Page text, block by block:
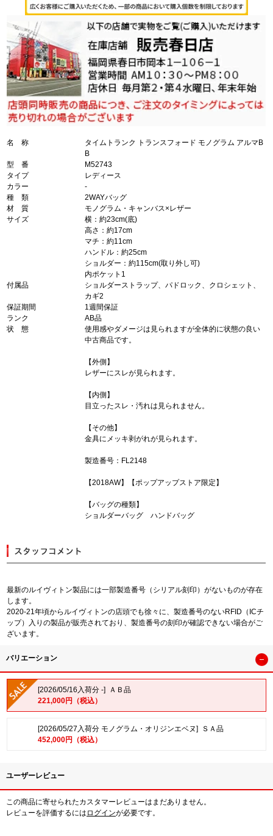
名 称
タイムトランク トランスフォード モノグラム アルマB
B
型 番
M52743
タイプ
レディース
カラー
-
種 類
2WAYバッグ
材 質
モノグラム・キャンバス×レザー
サイズ
横：約23cm(底)
高さ：約17cm
マチ：約11cm
ハンドル：約25cm
ショルダー：約115cm(取り外し可)
内ポケット1
付属品
ショルダーストラップ、パドロック、クロシェット、
カギ2
保証期間
1週間保証
ランク
AB品
状 態
使用感やダメージは見られますが全体的に状態の良い
中古商品です。
【外側】
レザーにスレが見られます。
【内側】
目立ったスレ・汚れは見られません。
【その他】
金具にメッキ剥がれが見られます。
製造番号：FL2148
【2018AW】【ポップアップストア限定】
【バッグの種類】
ショルダーバッグ ハンドバッグ
最新のルイヴィトン製品には一部製造番号（シリアル刻印）がないものが存在
します。
2020-21年頃からルイヴィトンの店頭でも徐々に、製造番号のないRFID（ICチ
ップ）入りの製品が販売されており、製造番号の刻印が確認できない場合がご
ざいます。
バリエーション
[2026/05/16入荷分 -] ＡＢ品
221,000円（税込）
[2026/05/27入荷分 モノグラム・オリジンエベヌ] ＳＡ品
452,000円（税込）
ユーザーレビュー
この商品に寄せられたカスタマーレビューはまだありません。
レビューを評価するには ログインが必要です。